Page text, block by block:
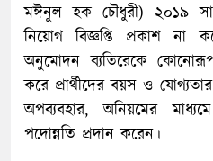
মঈনুল হক চৌধুরী) ২০১৯
নিয়োগ বিজ্ঞপ্তি প্রকাশ না
অনুমোদন ব্যতিরেকে
করে প্রার্থীদের বয়স ও
অপব্যবহার, অনিয়মের
পদোন্নতি প্রদান করেন।